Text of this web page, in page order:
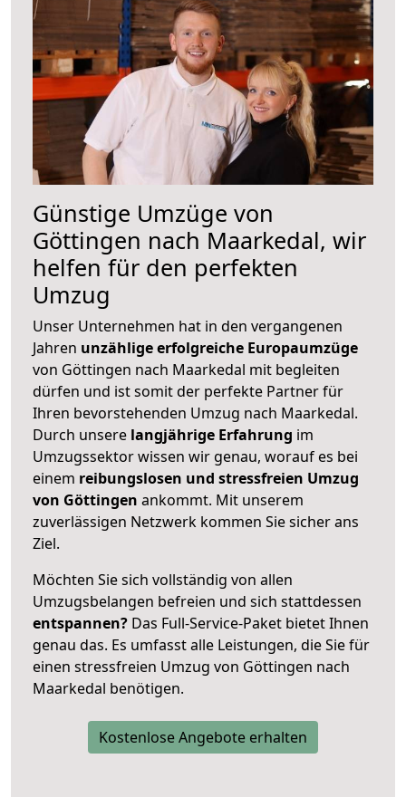
Günstige Umzüge von
Göttingen nach Maarkedal, wir
helfen für den perfekten
Umzug
Unser Unternehmen hat in den vergangenen
Jahren unzählige erfolgreiche Europaumzüge
von Göttingen nach Maarkedal mit begleiten
dürfen und ist somit der perfekte Partner für
Ihren bevorstehenden Umzug nach Maarkedal.
Durch unsere langjährige Erfahrung im
Umzugssektor wissen wir genau, worauf es bei
einem reibungslosen und stressfreien Umzug
von Göttingen ankommt. Mit unserem
zuverlässigen Netzwerk kommen Sie sicher ans
Ziel.
Möchten Sie sich vollständig von allen
Umzugsbelangen befreien und sich stattdessen
entspannen? Das Full-Service-Paket bietet Ihnen
genau das. Es umfasst alle Leistungen, die Sie für
einen stressfreien Umzug von Göttingen nach
Maarkedal benötigen.
Kostenlose Angebote erhalten